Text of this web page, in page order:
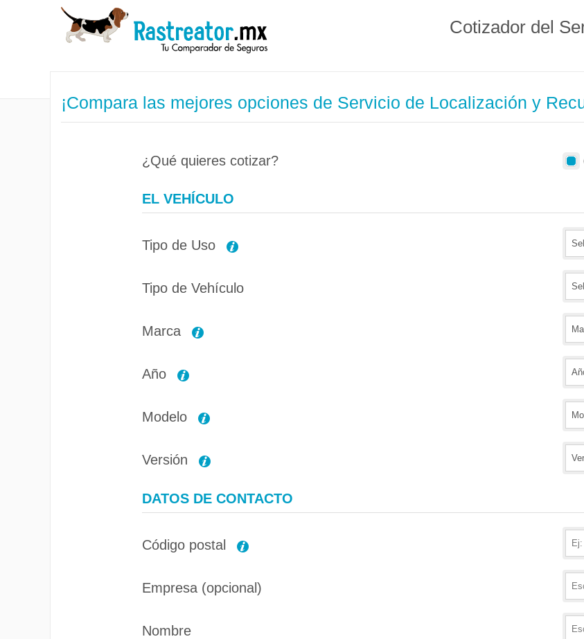
Cotizador del
¡Compara las mejores opciones de Servicio de Localización y
¿Qué quieres cotizar?
EL VEHÍCULO
Tipo de Uso
Tipo de Vehículo
Marca
Año
Modelo
Versión
DATOS DE CONTACTO
Código postal
Empresa (opcional)
Nombre